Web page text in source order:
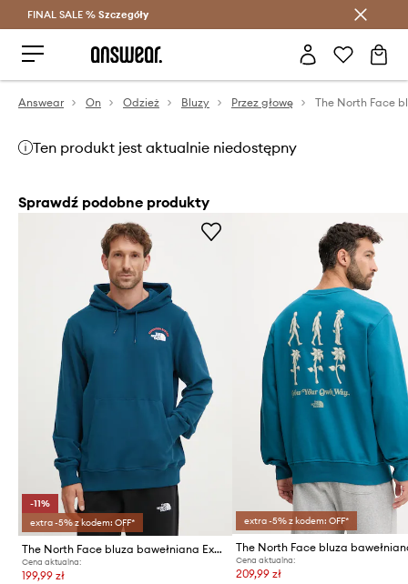
Oszczędzaj z Answear Club >
FINAL SALE % Szczegóły
Answear On Odzież Bluzy Przez głowę
Ten produkt jest aktualnie niedostępny
Sprawdź podobne produkty
-11%
extra -5% z kodem: OFF*
The North Face bluza bawełniana Expedition System
Cena aktualna:
199,99 zł
extra -5% z kodem: OFF*
Cena aktualna:
209,99 zł